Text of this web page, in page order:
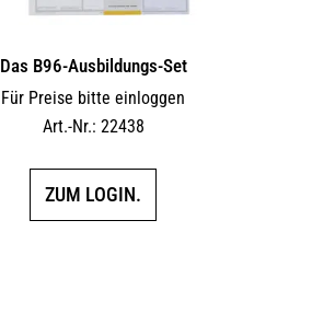
Das B96-Ausbildungs-Set
Für Preise bitte einloggen
Art.-Nr.: 22438
ZUM LOGIN.